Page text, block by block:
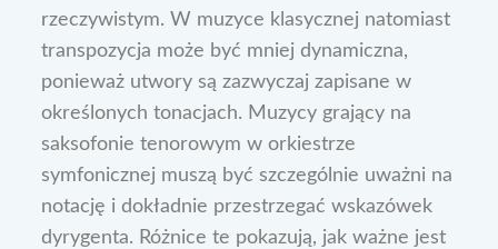
rzeczywistym. W muzyce klasycznej natomiast
transpozycja może być mniej dynamiczna,
ponieważ utwory są zazwyczaj zapisane w
określonych tonacjach. Muzycy grający na
saksofonie tenorowym w orkiestrze
symfonicznej muszą być szczególnie uważni na
notację i dokładnie przestrzegać wskazówek
dyrygenta. Różnice te pokazują, jak ważne jest